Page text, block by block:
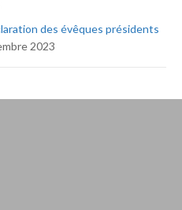
des évêques présidents
2023